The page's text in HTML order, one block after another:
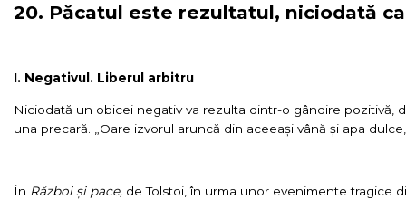
20. Păcatul este rezultatul, niciodată
I. Negativul. Liberul arbitru
Niciodată un obicei negativ va rezulta dintr-o gândire pozitivă,
una precară. „Oare izvorul aruncă din aceeași vână și apa
În Război și pace, de Tolstoi, în urma unor evenimente tragice